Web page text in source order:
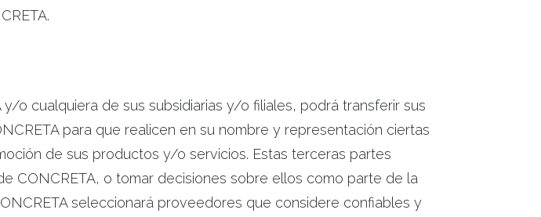
o cualquiera de sus subsidiarias y/o filiales, podrá transferir sus
para que realicen en su nombre y representación ciertas
de sus productos y/o servicios. Estas terceras partes
CONCRETA, o tomar decisiones sobre ellos como parte de la
seleccionará proveedores que considere confiables y